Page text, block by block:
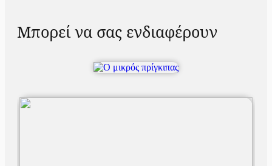
Μπορεί να σας ενδιαφέρουν